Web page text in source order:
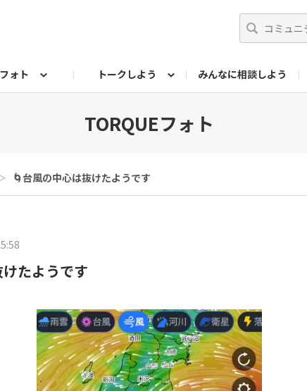
フォト トークしよう みんなに相談しよう
TORQUEフォト
🌀台風の中心は抜けたようです
たようです